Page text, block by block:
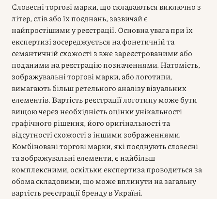
Словесні торгові марки, що складаються виключно з
літер, слів або їх поєднань, зазвичай є
найпростішими у реєстрації. Основна увага при їх
експертизі зосереджується на фонетичній та
семантичній схожості з вже зареєстрованими або
поданими на реєстрацію позначеннями. Натомість,
зображувальні торгові марки, або логотипи,
вимагають більш ретельного аналізу візуальних
елементів. Вартість реєстрації логотипу може бути
вищою через необхідність оцінки унікальності
графічного рішення, його оригінальності та
відсутності схожості з іншими зображеннями.
Комбіновані торгові марки, які поєднують словесні
та зображувальні елементи, є найбільш
комплексними, оскільки експертиза проводиться за
обома складовими, що може вплинути на загальну
вартість реєстрації бренду в Україні.